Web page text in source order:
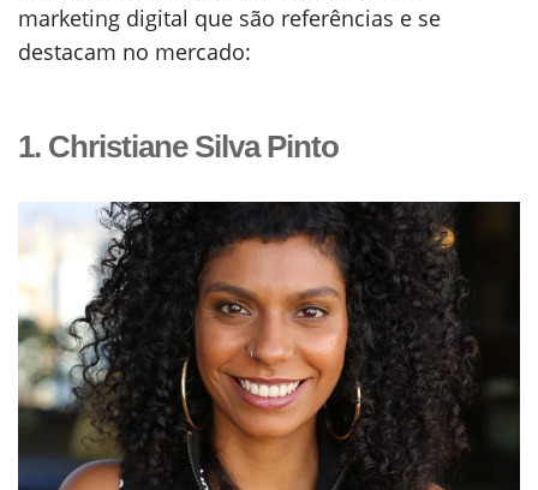
marketing digital que são referências e se
destacam no mercado:
1. Christiane Silva Pinto